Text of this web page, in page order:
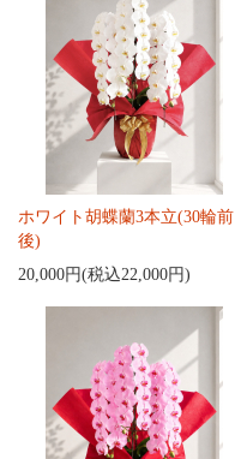
ホワイト胡蝶蘭3本立(30輪前
後)
20,000円(税込22,000円)